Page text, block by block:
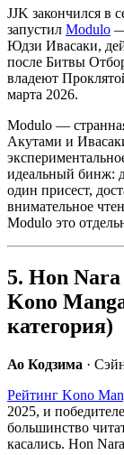
JJK закончился в
запустил Modulo
Юдзи Ивасаки,
после Битвы
владеют
марта 2026.
Modulo —
Акутами и
идеальный бинж:
один присест,
внимательное
Modulo это
5. Hon
Kono
категория)
Ао Кодзима ·
Рейтинг Kono
2025, и
большинство
касались. Hon